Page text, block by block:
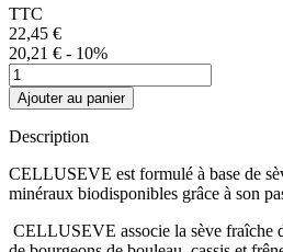
TTC
22,45 €
20,21 € - 10%
Ajouter au panier
Description
CELLUSEVE est formulé à base de
minéraux biodisponibles grâce à son
CELLUSEVE associe la sève fraîche